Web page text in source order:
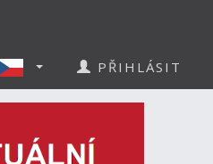
PŘIHLÁSIT